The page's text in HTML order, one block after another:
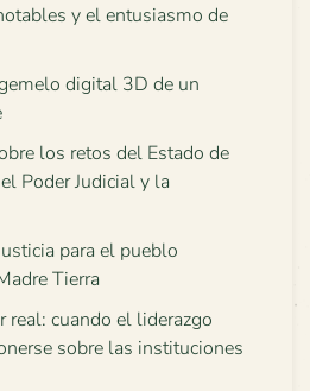
y el entusiasmo de
digital 3D de un
los retos del Estado de
Poder Judicial y la
para el pueblo
Tierra
real: cuando el liderazgo
sobre las instituciones